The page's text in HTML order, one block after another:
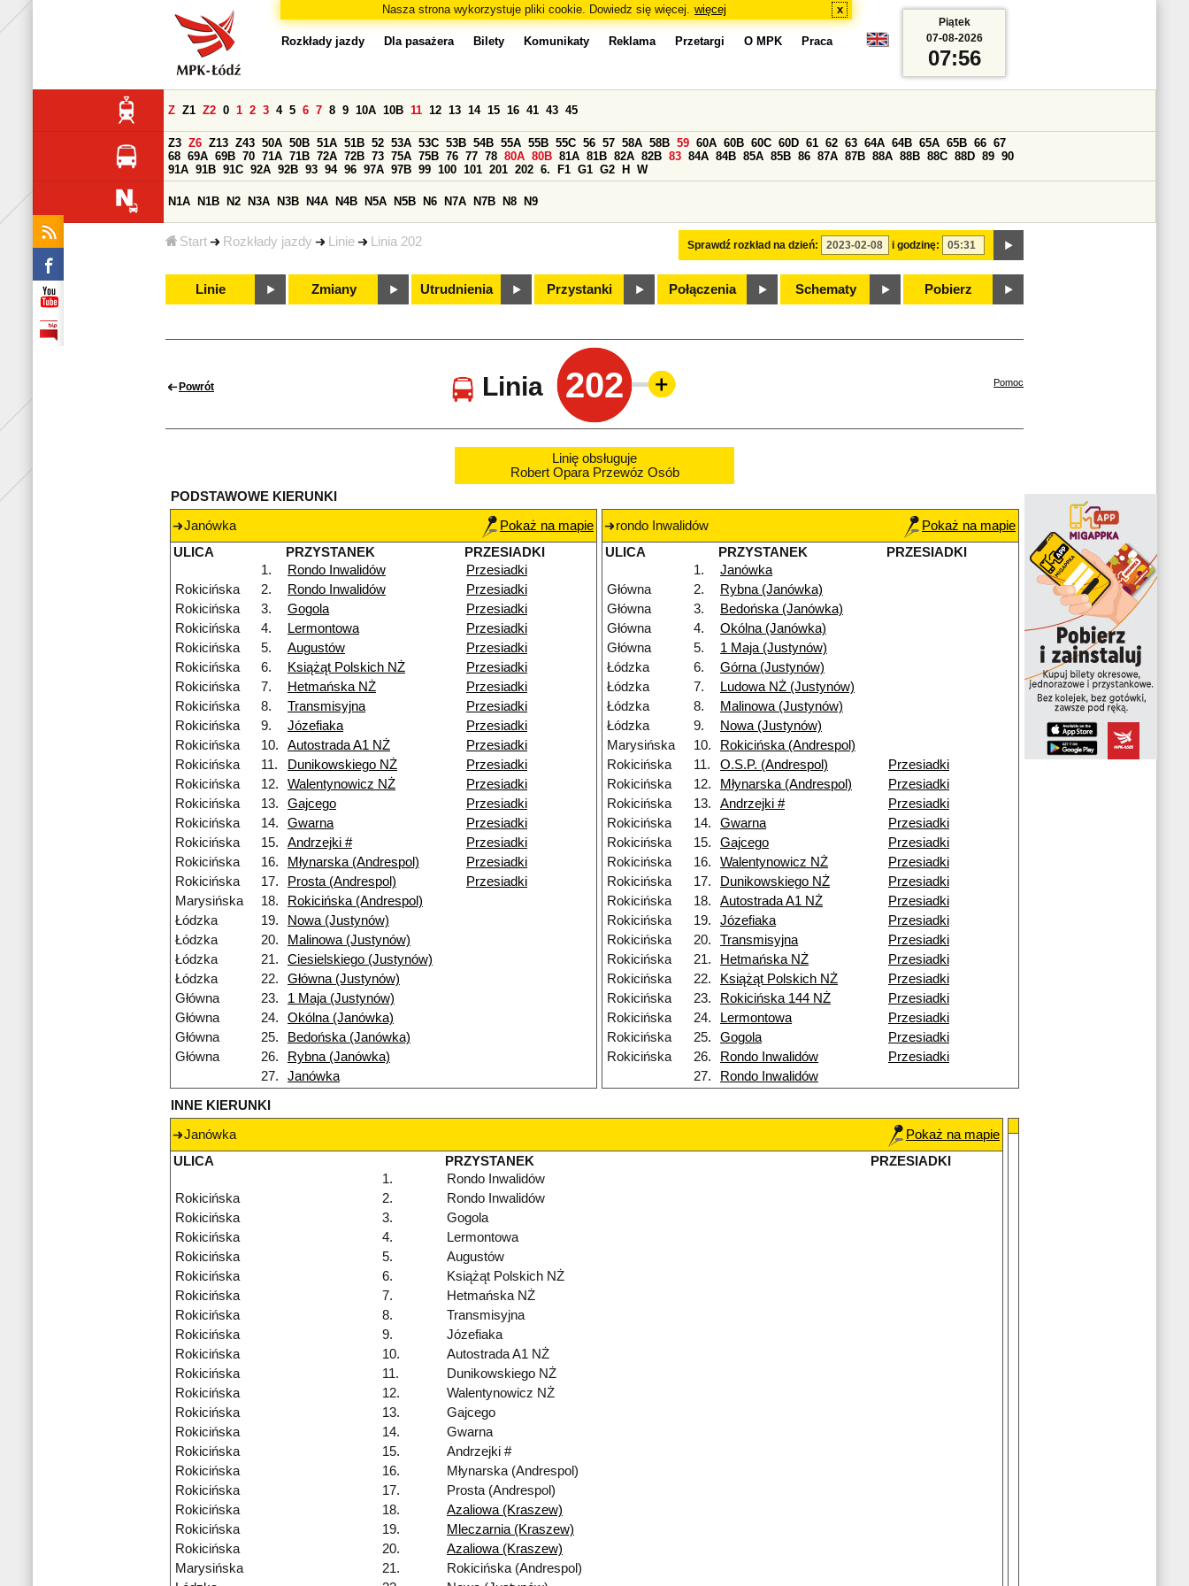
Nasza strona wykorzystuje pliki cookie. Dowiedz się więcej. więcej x
Start Rozkłady jazdy Linie Linia 202
Rozkłady jazdy Dla pasażera Bilety Komunikaty Reklama Przetargi O MPK Praca
Sprawdź rozkład na dzień: i godzinę:
Z Z1 Z2 0 1 2 3 4 5 6 7 8 9 10A 10B 11 12 13 14 15 16 41 43 45
Z3 Z6 Z13 Z43 50A 50B 51A 51B 52 53A 53C 53B 54B 55A 55B 55C 56 57 58A 58B 59 60A 60B 60C 60D 61 62 63 64A 64B 65A 65B 66 67
68 69A 69B 70 71A 71B 72A 72B 73 75A 75B 76 77 78 80A 80B 81A 81B 82A 82B 83 84A 84B 85A 85B 86 87A 87B 88A 88B 88C 88D 89 90
91A 91B 91C 92A 92B 93 94 96 97A 97B 99 100 101 201 202 6. F1 G1 G2 H W
N1A N1B N2 N3A N3B N4A N4B N5A N5B N6 N7A N7B N8 N9
Linie Zmiany Utrudnienia Przystanki Połączenia Schematy Pobierz
Piątek
07-08-2026
07:56
Powrót Linia 202 Pomoc
Linię obsługuje
Robert Opara Przewóz Osób
PODSTAWOWE KIERUNKI
Janówka
Pokaż na mapie
ULICA
PRZYSTANEK
PRZESIADKI
1.
Rondo Inwalidów
Przesiadki
Rokicińska
2. Rondo Inwalidów
Przesiadki
Rokicińska
3. Gogola
Przesiadki
Rokicińska
4. Lermontowa
Przesiadki
Rokicińska
5. Augustów
Przesiadki
Rokicińska
6. Książąt Polskich NŻ
Przesiadki
Rokicińska
7. Hetmańska NŻ
Przesiadki
Rokicińska
8. Transmisyjna
Przesiadki
Rokicińska
9. Józefiaka
Przesiadki
Rokicińska
10. Autostrada A1 NŻ
Przesiadki
Rokicińska
11. Dunikowskiego NŻ
Przesiadki
Rokicińska
12. Walentynowicz NŻ
Przesiadki
Rokicińska
13. Gajcego
Przesiadki
Rokicińska
14. Gwarna
Przesiadki
Rokicińska
15. Andrzejki #
Przesiadki
Rokicińska
16. Młynarska (Andrespol)
Przesiadki
Rokicińska
17. Prosta (Andrespol)
Przesiadki
Marysińska
18.
Rokicińska (Andrespol)
Łódzka
19.
Nowa (Justynów)
Łódzka
20.
Malinowa (Justynów)
Łódzka
21.
Ciesielskiego (Justynów)
Łódzka
22.
Główna (Justynów)
Główna
23.
1 Maja (Justynów)
Główna
24.
Okólna (Janówka)
Główna
25.
Bedońska (Janówka)
Główna
26.
Rybna (Janówka)
27.
Janówka
rondo Inwalidów
Pokaż na mapie
ULICA
PRZYSTANEK
PRZESIADKI
1.
Janówka
Główna
2.
Rybna (Janówka)
Główna
3.
Bedońska (Janówka)
Główna
4.
Okólna (Janówka)
Główna
5.
1 Maja (Justynów)
Łódzka
6.
Górna (Justynów)
Łódzka
7.
Ludowa NŻ (Justynów)
Łódzka
8.
Malinowa (Justynów)
Łódzka
9.
Nowa (Justynów)
Marysińska
10.
Rokicińska (Andrespol)
Rokicińska
11. O.S.P. (Andrespol)
Przesiadki
Rokicińska
12. Młynarska (Andrespol)
Przesiadki
Rokicińska
13. Andrzejki #
Przesiadki
Rokicińska
14. Gwarna
Przesiadki
Rokicińska
15. Gajcego
Przesiadki
Rokicińska
16. Walentynowicz NŻ
Przesiadki
Rokicińska
17. Dunikowskiego NŻ
Przesiadki
Rokicińska
18. Autostrada A1 NŻ
Przesiadki
Rokicińska
19. Józefiaka
Przesiadki
Rokicińska
20. Transmisyjna
Przesiadki
Rokicińska
21. Hetmańska NŻ
Przesiadki
Rokicińska
22. Książąt Polskich NŻ
Przesiadki
Rokicińska
23. Rokicińska 144 NŻ
Przesiadki
Rokicińska
24. Lermontowa
Przesiadki
Rokicińska
25. Gogola
Przesiadki
Rokicińska
26. Rondo Inwalidów
Przesiadki
27.
Rondo Inwalidów
INNE KIERUNKI
Janówka
Pokaż na mapie
ULICA
PRZYSTANEK
PRZESIADKI
1.
Rondo Inwalidów
Rokicińska
2.
Rondo Inwalidów
Rokicińska
3.
Gogola
Rokicińska
4.
Lermontowa
Rokicińska
5.
Augustów
Rokicińska
6.
Książąt Polskich NŻ
Rokicińska
7.
Hetmańska NŻ
Rokicińska
8.
Transmisyjna
Rokicińska
9.
Józefiaka
Rokicińska
10.
Autostrada A1 NŻ
Rokicińska
11.
Dunikowskiego NŻ
Rokicińska
12.
Walentynowicz NŻ
Rokicińska
13.
Gajcego
Rokicińska
14.
Gwarna
Rokicińska
15.
Andrzejki #
Rokicińska
16.
Młynarska (Andrespol)
Rokicińska
17.
Prosta (Andrespol)
Rokicińska
18.
Azaliowa (Kraszew)
Rokicińska
19.
Mleczarnia (Kraszew)
Rokicińska
20.
Azaliowa (Kraszew)
Marysińska
21.
Rokicińska (Andrespol)